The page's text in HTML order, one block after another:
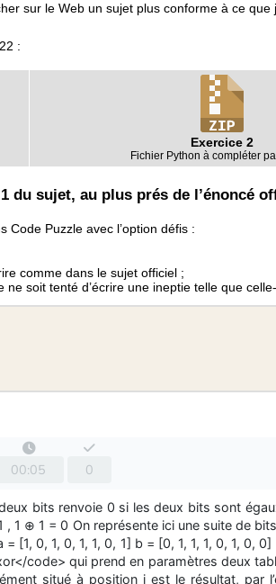
sur le Web un sujet plus conforme à ce
:
Exercice 2
Fichier Python à compléter
du sujet, au plus prés de l’énoncé
Code Puzzle avec l’option défis :
comme dans le sujet officiel ;
soit tenté d’écrire une ineptie telle que